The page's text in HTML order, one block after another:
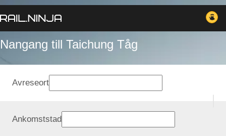
Nangang till Taichung Tåg
Avreseort
Ankomststad